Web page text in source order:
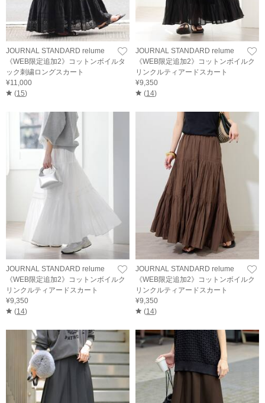
JOURNAL STANDARD relume
《WEB限定追加2》コットンボイルタ
ック刺繍ロングスカート
¥11,000
(15)
JOURNAL STANDARD relume
《WEB限定追加2》コットンボイルク
リンクルティアードスカート
¥9,350
(14)
JOURNAL STANDARD relume
《WEB限定追加2》コットンボイルク
リンクルティアードスカート
¥9,350
(14)
JOURNAL STANDARD relume
《WEB限定追加2》コットンボイルク
リンクルティアードスカート
¥9,350
(14)